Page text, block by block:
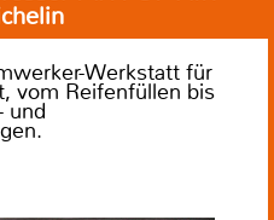
Werkstatt für
vom Reifenfüllen bis
und